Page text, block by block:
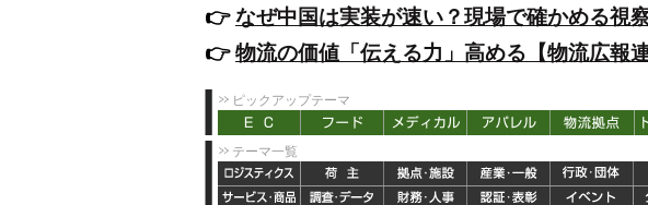
👉️なぜ中国は実装が速い？現場で確かめる視
👉️物流の価値「伝える力」高める【物流広報
ピックアップテーマ
テーマ一覧